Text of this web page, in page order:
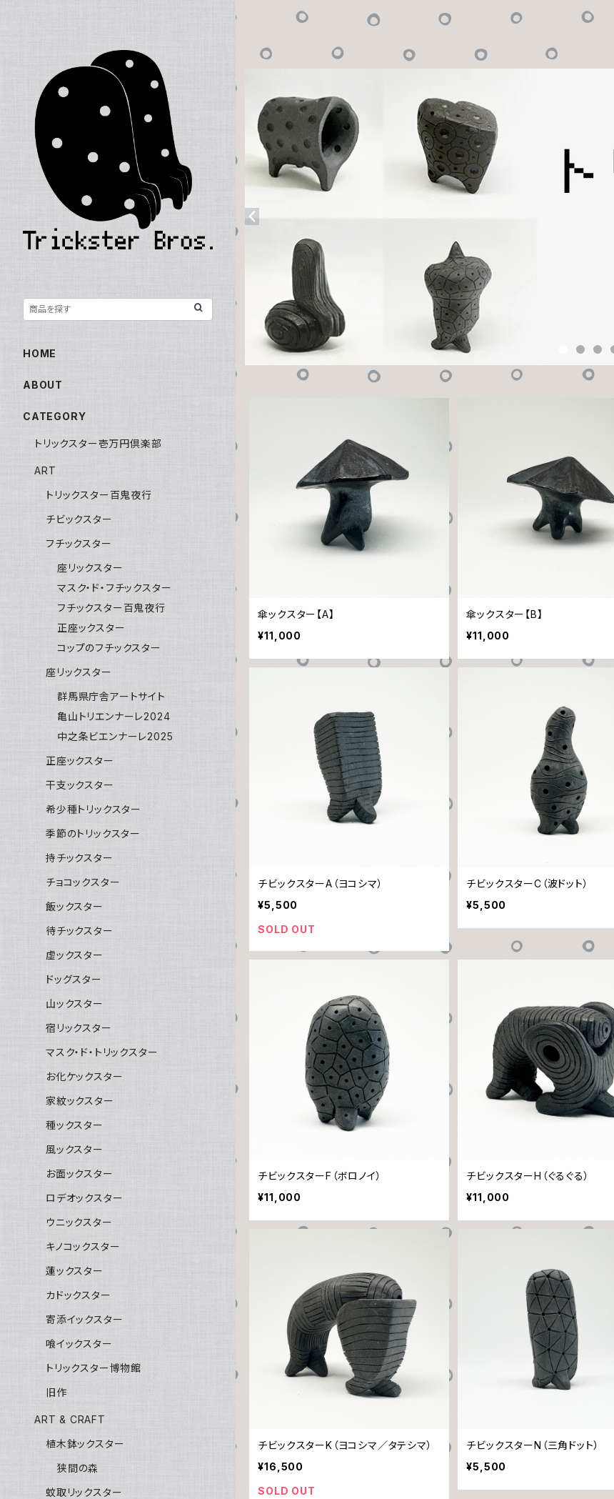
傘ックスター【A】
¥11,000
傘ックスター【B】
¥11,000
チビックスターA（ヨコシマ）
¥5,500
SOLD OUT
チビックスターC（波ドット）
¥5,500
チビックスターF（ボロノイ）
¥11,000
チビックスターH（ぐるぐる）
¥11,000
チビックスターK（ヨコシマ／タテシマ）
¥16,500
SOLD OUT
チビックスターN（三角ドット）
¥5,500
HOME
ABOUT
CATEGORY
トリックスター壱万円倶楽部
ART
トリックスター百鬼夜行
チビックスター
フチックスター
座リックスター
マスク・ド・フチックスター
フチックスター百鬼夜行
正座ックスター
コップのフチックスター
座リックスター
群馬県庁舎アートサイト
亀山トリエンナーレ2024
中之条ビエンナーレ2025
正座ックスター
干支ックスター
希少種トリックスター
季節のトリックスター
持チックスター
チョコックスター
飯ックスター
待チックスター
虚ックスター
ドッグスター
山ックスター
宿リックスター
マスク・ド・トリックスター
お化ケックスター
家紋ックスター
種ックスター
風ックスター
お面ックスター
ロデオックスター
ウニックスター
キノコックスター
蓮ックスター
カドックスター
寄添イックスター
喰イックスター
トリックスター博物館
旧作
ART & CRAFT
植木鉢ックスター
狭間の森
蚊取リックスター